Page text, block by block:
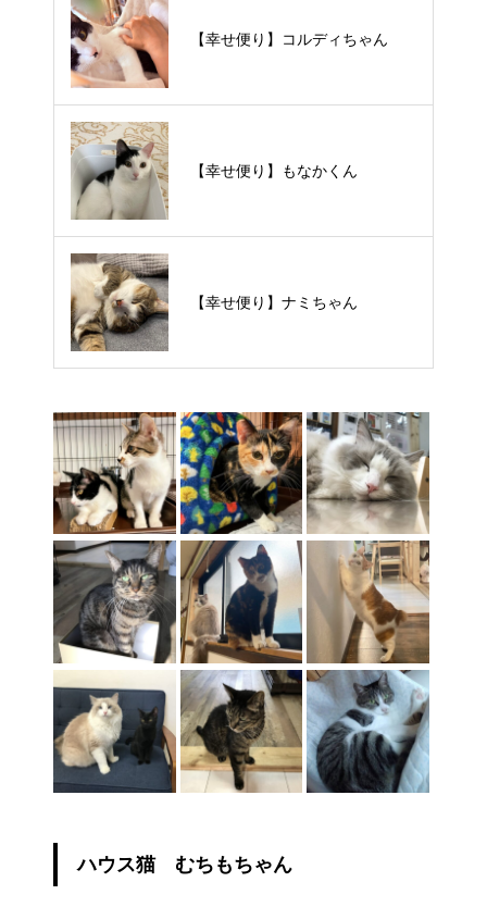
【幸せ便り】コルディちゃん
【幸せ便り】もなかくん
【幸せ便り】ナミちゃん
【里親様募集中】メメちゃん
【里親様募集中】スンスンちゃん
【里親様募集中】タルトくん
ハウス猫 むちもちゃん